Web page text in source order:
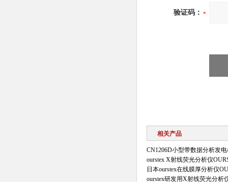
验证码：
相关产品
CN1206D小型带数据分析发
ourstex X射线荧光分析仪
日本ourstex在线膜厚分析仪
ourstex研发用X射线荧光分析